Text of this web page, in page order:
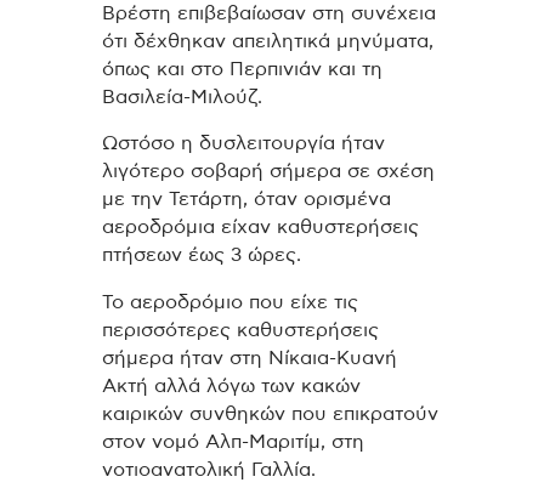
Βρέστη επιβεβαίωσαν στη συνέχεια
ότι δέχθηκαν απειλητικά μηνύματα,
όπως και στο Περπινιάν και τη
Βασιλεία-Μιλούζ.
Ωστόσο η δυσλειτουργία ήταν
λιγότερο σοβαρή σήμερα σε σχέση
με την Τετάρτη, όταν ορισμένα
αεροδρόμια είχαν καθυστερήσεις
πτήσεων έως 3 ώρες.
Το αεροδρόμιο που είχε τις
περισσότερες καθυστερήσεις
σήμερα ήταν στη Νίκαια-Κυανή
Ακτή αλλά λόγω των κακών
καιρικών συνθηκών που επικρατούν
στον νομό Αλπ-Μαριτίμ, στη
νοτιοανατολική Γαλλία.